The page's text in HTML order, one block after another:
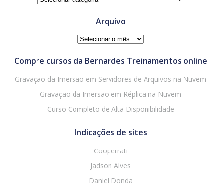
Arquivo
Arquivo
Compre cursos da Bernardes Treinamentos online
Gravação da Imersão em Servidores de Arquivos na Nuvem
Gravação da Imersão em Réplica na Nuvem
Curso Completo de Alta Disponibilidade
Indicações de sites
Cooperrati
Jadson Alves
Daniel Donda